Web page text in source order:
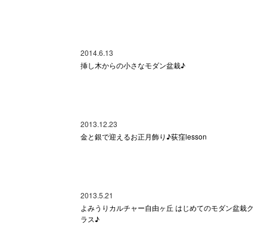
2014.6.13
挿し木からの小さなモダン盆栽♪
2013.12.23
金と銀で迎えるお正月飾り♪荻窪lesson
2013.5.21
よみうりカルチャー自由ヶ丘 はじめてのモダン盆栽ク
ラス♪